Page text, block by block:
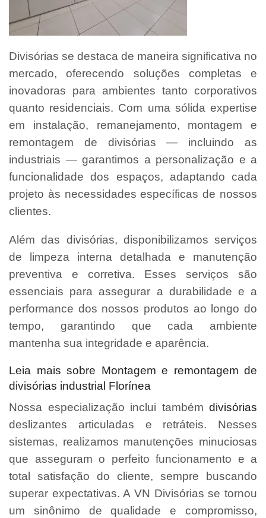
Divisórias se destaca de maneira significativa no
mercado, oferecendo soluções completas e
inovadoras para ambientes tanto corporativos
quanto residenciais. Com uma sólida expertise
em instalação, remanejamento, montagem e
remontagem de divisórias — incluindo as
industriais — garantimos a personalização e a
funcionalidade dos espaços, adaptando cada
projeto às necessidades específicas de nossos
clientes.
Além das divisórias, disponibilizamos serviços
de limpeza interna detalhada e manutenção
preventiva e corretiva. Esses serviços são
essenciais para assegurar a durabilidade e a
performance dos nossos produtos ao longo do
tempo, garantindo que cada ambiente
mantenha sua integridade e aparência.
Leia mais sobre Montagem e remontagem de
divisórias industrial Florínea
Nossa especialização inclui também divisórias
deslizantes articuladas e retráteis. Nesses
sistemas, realizamos manutenções minuciosas
que asseguram o perfeito funcionamento e a
total satisfação do cliente, sempre buscando
superar expectativas. A VN Divisórias se tornou
um sinônimo de qualidade e compromisso,